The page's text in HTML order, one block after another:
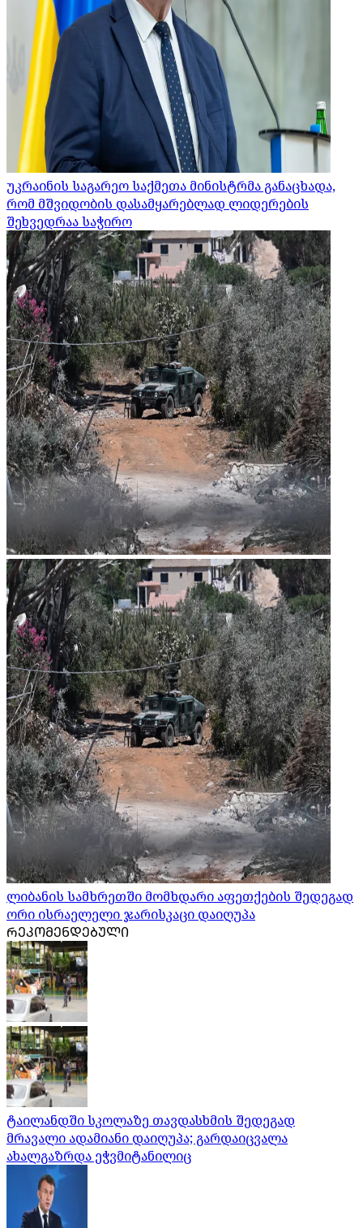
უკრაინის საგარეო საქმეთა მინისტრმა განაცხადა,
რომ მშვიდობის დასამყარებლად ლიდერების
შეხვედრაა საჭირო
ლიბანის სამხრეთში მომხდარი აფეთქების შედეგად
ორი ისრაელელი ჯარისკაცი დაიღუპა
ᲠᲔᲙᲝᲛᲔᲜᲓᲔᲑᲣᲚᲘ
ტაილანდში სკოლაზე თავდასხმის შედეგად
მრავალი ადამიანი დაიღუპა; გარდაიცვალა
ახალგაზრდა ეჭვმიტანილიც